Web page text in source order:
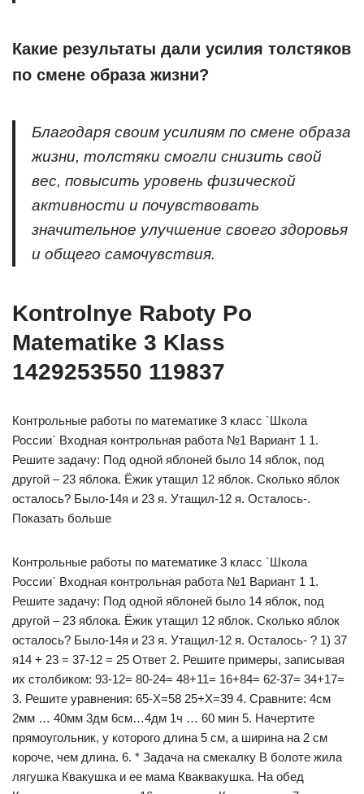
Какие результаты дали усилия толстяков
по смене образа жизни?
Благодаря своим усилиям по смене образа
жизни, толстяки смогли снизить свой
вес, повысить уровень физической
активности и почувствовать
значительное улучшение своего здоровья
и общего самочувствия.
Kontrolnye Raboty Po
Matematike 3 Klass
1429253550 119837
Контрольные работы по математике 3 класс `Школа
России` Входная контрольная работа №1 Вариант 1 1.
Решите задачу: Под одной яблоней было 14 яблок, под
другой – 23 яблока. Ёжик утащил 12 яблок. Сколько яблок
осталось? Было-14я и 23 я. Утащил-12 я. Осталось-.
Показать больше
Контрольные работы по математике 3 класс `Школа
России` Входная контрольная работа №1 Вариант 1 1.
Решите задачу: Под одной яблоней было 14 яблок, под
другой – 23 яблока. Ёжик утащил 12 яблок. Сколько яблок
осталось? Было-14я и 23 я. Утащил-12 я. Осталось- ? 1) 37
я14 + 23 = 37-12 = 25 Ответ 2. Решите примеры, записывая
их столбиком: 93-12= 80-24= 48+11= 16+84= 62-37= 34+17=
3. Решите уравнения: 65-Х=58 25+Х=39 4. Сравните: 4см
2мм … 40мм 3дм 6см…4дм 1ч … 60 мин 5. Начертите
прямоугольник, у которого длина 5 см, а ширина на 2 см
короче, чем длина. 6. * Задача на смекалку В болоте жила
лягушка Квакушка и ее мама Кваквакушка. На обед